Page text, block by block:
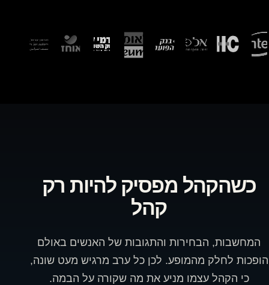
כשהקהל מפסיק להיות רק
קהל
המחשבות, הבחירות והתגובות של האנשים באולם
הופכות לחלק מהמופע. לכן כל ערב מרגיש מעט שונה,
כי הקהל עצמו מניע את מה שקורה על הבמה.